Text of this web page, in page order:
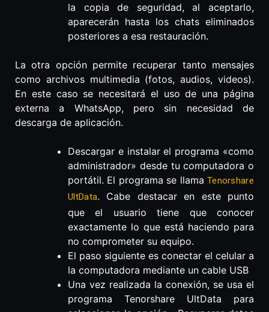
la copia de seguridad, al aceptarlo,
aparecerán hasta los chats eliminados
posteriores a esa restauración.
La otra opción permite recuperar tanto mensajes
como archivos multimedia (fotos, audios, videos).
En este caso se necesitará el uso de una página
externa a WhatsApp, pero sin necesidad de
descarga de aplicación.
Descargar e instalar el programa «como
administrador» desde tu computadora o
portátil. El programa se llama Tenorshare
UltData. Cabe destacar en este punto
que el usuario tiene que conocer
exactamente lo que está haciendo para
no comprometer su equipo.
El paso siguiente es conectar el celular a
la computadora mediante un cable USB
Una vez realizada la conexión, se usa el
programa Tenorshare UltData para